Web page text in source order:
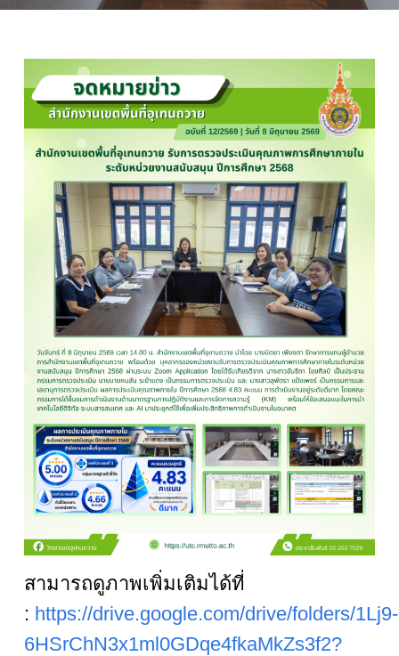
สามารถดูภาพเพิ่มเติมได้ที่
: https://drive.google.com/drive/folders/1Lj9-
6HSrChN3x1ml0GDqe4fkaMkZs3f2?